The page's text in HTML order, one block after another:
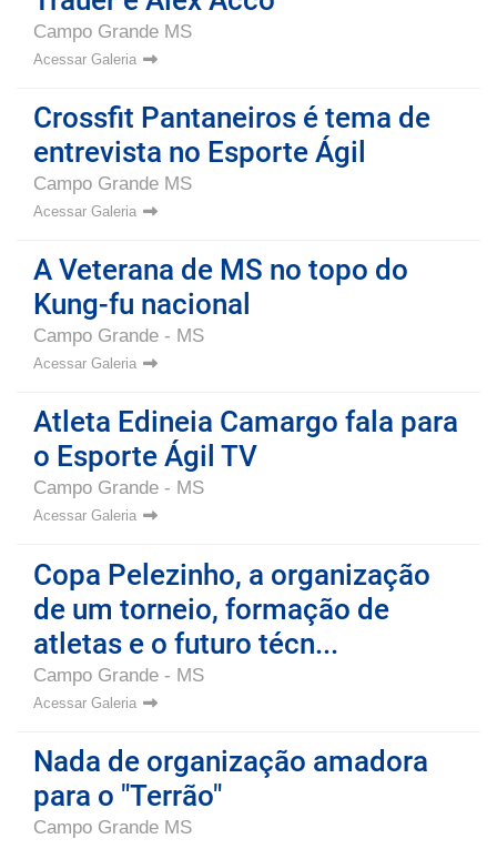
Campo Grande MS
Acessar Galeria
Crossfit Pantaneiros é tema de
entrevista no Esporte Ágil
Campo Grande MS
Acessar Galeria
A Veterana de MS no topo do
Kung-fu nacional
Campo Grande - MS
Acessar Galeria
Atleta Edineia Camargo fala para
o Esporte Ágil TV
Campo Grande - MS
Acessar Galeria
Copa Pelezinho, a organização
de um torneio, formação de
atletas e o futuro técn...
Campo Grande - MS
Acessar Galeria
Nada de organização amadora
para o "Terrão"
Campo Grande MS